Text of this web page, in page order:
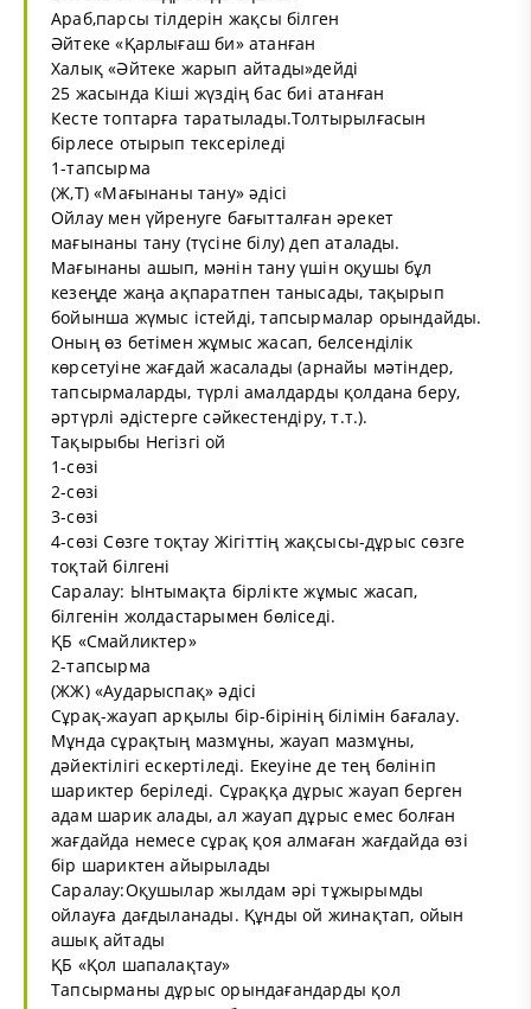
Араб,парсы тілдерін жақсы білген
Әйтеке «Қарлығаш би» атанған
Халық «Әйтеке жарып айтады»дейді
25 жасында Кіші жүздің бас биі атанған
Кесте топтарға таратылады.Толтырылғасын
бірлесе отырып тексеріледі
1-тапсырма
(Ж,Т) «Мағынаны тану» әдісі
Ойлау мен үйренуге бағытталған әрекет
мағынаны тану (түсіне білу) деп аталады.
Мағынаны ашып, мәнін тану үшін оқушы бұл
кезеңде жаңа ақпаратпен танысады, тақырып
бойынша жүмыс істейді, тапсырмалар орындайды.
Оның өз бетімен жұмыс жасап, белсенділік
көрсетуіне жағдай жасалады (арнайы мәтіндер,
тапсырмаларды, түрлі амалдарды қолдана беру,
әртүрлі әдістерге сәйкестендіру, т.т.).
Тақырыбы Негізгі ой
1-сөзі
2-сөзі
3-сөзі
4-сөзі Сөзге тоқтау Жігіттің жақсысы-дұрыс сөзге
тоқтай білгені
Саралау: Ынтымақта бірлікте жұмыс жасап,
білгенін жолдастарымен бөліседі.
ҚБ «Смайликтер»
2-тапсырма
(ЖЖ) «Аударыспақ» әдісі
Сұрақ-жауап арқылы бір-бірінің білімін бағалау.
Мұнда сұрақтың мазмұны, жауап мазмұны,
дәйектілігі ескертіледі. Екеуіне де тең бөлініп
шариктер беріледі. Сұраққа дұрыс жауап берген
адам шарик алады, ал жауап дұрыс емес болған
жағдайда немесе сұрақ қоя алмаған жағдайда өзі
бір шариктен айырылады
Саралау:Оқушылар жылдам әрі тұжырымды
ойлауға дағдыланады. Құнды ой жинақтап, ойын
ашық айтады
ҚБ «Қол шапалақтау»
Тапсырманы дұрыс орындағандарды қол